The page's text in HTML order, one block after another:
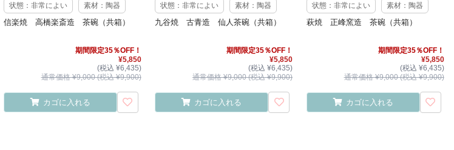
状態：非常によい 素材：陶器
信楽焼 高橋楽斎造 茶碗（共箱）
期間限定35％OFF！
¥5,850
(税込 ¥6,435)
通常価格 ¥9,000 (税込 ¥9,900)
カゴに入れる
状態：非常によい 素材：陶器
九谷焼 古青造 仙人茶碗（共箱）
期間限定35％OFF！
¥5,850
(税込 ¥6,435)
通常価格 ¥9,000 (税込 ¥9,900)
カゴに入れる
状態：非常によい 素材：陶器
萩焼 正峰窯造 茶碗（共箱）
期間限定35％OFF！
¥5,850
(税込 ¥6,435)
通常価格 ¥9,000 (税込 ¥9,900)
カゴに入れる